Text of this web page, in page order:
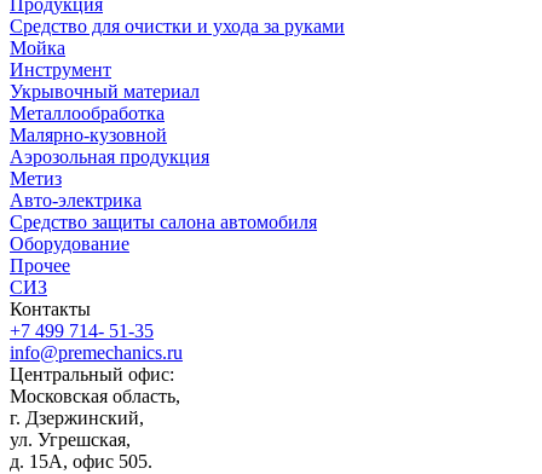
Продукция
Средство для очистки и ухода за руками
Мойка
Инструмент
Укрывочный материал
Металлообработка
Малярно-кузовной
Аэрозольная продукция
Метиз
Авто-электрика
Средство защиты салона автомобиля
Оборудование
Прочее
СИЗ
Контакты
+7 499 714- 51-35
info@premechanics.ru
Центральный офис:
Московская область,
г. Дзержинский,
ул. Угрешская,
д. 15А, офис 505.